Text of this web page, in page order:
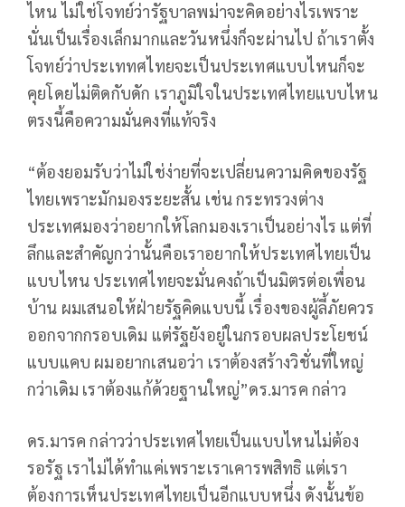
ไหน ไม่ใช่โจทย์ว่ารัฐบาลพม่าจะคิดอย่างไรเพราะ
นั่นเป็นเรื่องเล็กมากและวันหนึ่งก็จะผ่านไป ถ้าเราตั้ง
โจทย์ว่าประเททศไทยจะเป็นประเทศแบบไหนก็จะ
คุยโดยไม่ติดกับดัก เราภูมิใจในประเทศไทยแบบไหน
ตรงนี้คือความมั่นคงที่แท้จริง
“ต้องยอมรับว่าไม่ใช่ง่ายที่จะเปลี่ยนความคิดของรัฐ
ไทยเพราะมักมองระยะสั้น เช่น กระทรวงต่าง
ประเทศมองว่าอยากให้โลกมองเราเป็นอย่างไร แต่ที่
ลึกและสำคัญกว่านั้นคือเราอยากให้ประเทศไทยเป็น
แบบไหน ประเทศไทยจะมั่นคงถ้าเป็นมิตรต่อเพื่อน
บ้าน ผมเสนอให้ฝ่ายรัฐคิดแบบนี้ เรื่องของผู้ลี้ภัยควร
ออกจากกรอบเดิม แต่รัฐยังอยู่ในกรอบผลประโยชน์
แบบแคบ ผมอยากเสนอว่า เราต้องสร้างวิชั่นที่ใหญ่
กว่าเดิม เราต้องแก้ด้วยฐานใหญ่”ดร.มารค กล่าว
ดร.มารค กล่าวว่าประเทศไทยเป็นแบบไหนไม่ต้อง
รอรัฐ เราไม่ได้ทำแค่เพราะเราเคารพสิทธิ แต่เรา
ต้องการเห็นประเทศไทยเป็นอีกแบบหนึ่ง ดังนั้นข้อ